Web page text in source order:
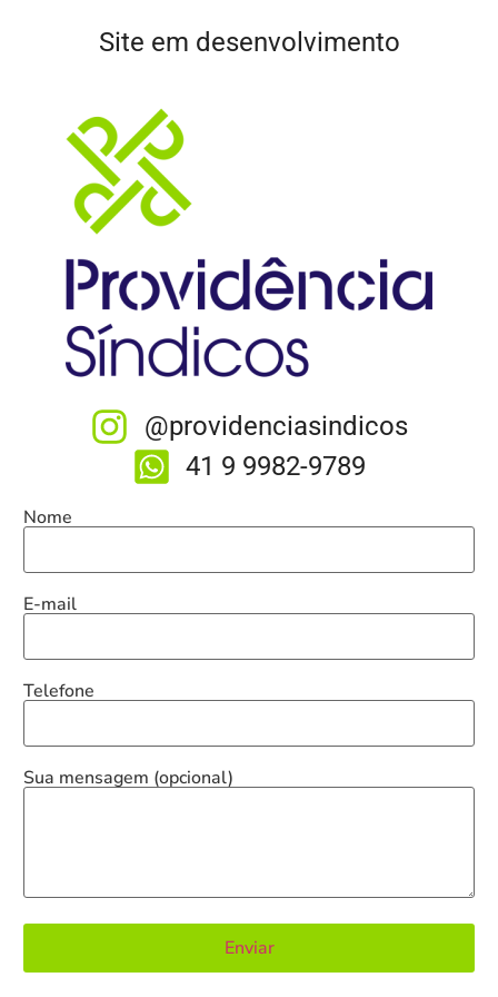
Site em desenvolvimento
@providenciasindicos
41 9 9982-9789
Nome
E-mail
Telefone
Sua mensagem (opcional)